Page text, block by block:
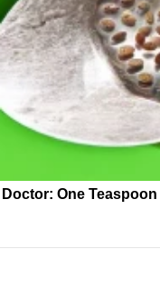
Doctor: One